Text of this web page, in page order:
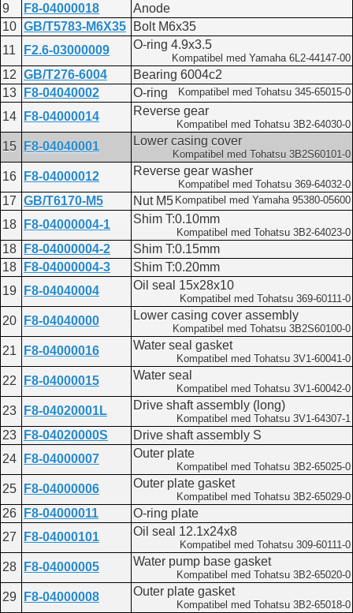
9 F8-04000018
Anode
10 GB/T5783-M6X35
Bolt M6x35
11
F2.6-03000009 O-ring 4.9x3.5
Kompatibel med Yamaha 6L2-44147-00
12 GB/T276-6004
Bearing 6004c2
13
F8-04040002 O-ring Kompatibel med Tohatsu 345-65015-0
14 F8-04000014 Reverse gear
Kompatibel med Tohatsu 3B2-64030-0
15 F8-04040001 Lower casing cover
Kompatibel med Tohatsu 3B2S60101-0
16 F8-04000012 Reverse gear washer
Kompatibel med Tohatsu 369-64032-0
17 GB/T6170-M5 Nut M5 Kompatibel med Yamaha 95380-05600
18 F8-04000004-1 Shim T:0.10mm
Kompatibel med Tohatsu 3B2-64023-0
18 F8-04000004-2
Shim T:0.15mm
18
F8-04000004-3
Shim T:0.20mm
19
F8-04040004 Oil seal 15x28x10
Kompatibel med Tohatsu 369-60111-0
20 F8-04040000 Lower casing cover assembly
Kompatibel med Tohatsu 3B2S60100-0
21 F8-04000016 Water seal gasket
Kompatibel med Tohatsu 3V1-60041-0
22 F8-04000015 Water seal
Kompatibel med Tohatsu 3V1-60042-0
23 F8-04020001L Drive shaft assembly (long)
Kompatibel med Tohatsu 3V1-64307-1
23 F8-04020000S
Drive shaft assembly S
24
F8-04000007 Outer plate
Kompatibel med Tohatsu 3B2-65025-0
25 F8-04000006 Outer plate gasket
Kompatibel med Tohatsu 3B2-65029-0
26 F8-04000011
O-ring plate
27
F8-04000101 Oil seal 12.1x24x8
Kompatibel med Tohatsu 309-60111-0
28 F8-04000005 Water pump base gasket
Kompatibel med Tohatsu 3B2-65020-0
29 F8-04000008 Outer plate gasket
Kompatibel med Tohatsu 3B2-65018-0